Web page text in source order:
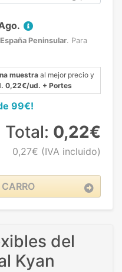
España Peninsular. Para
muestra al mejor precio y
0,22€/ud. + Portes
99€!
Total: 0,22€
0,27€ (IVA incluido)
del
Kyan